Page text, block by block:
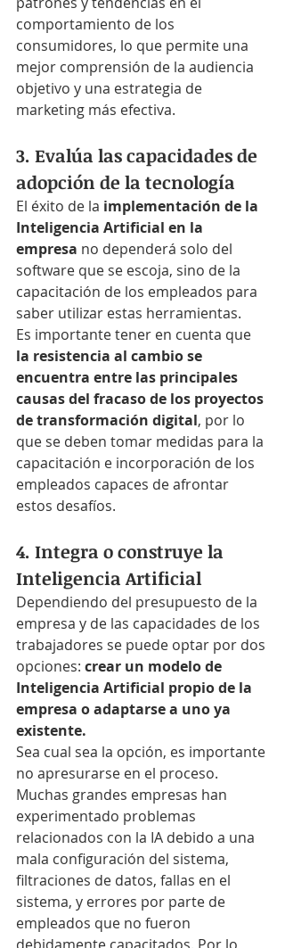
comportamiento de los
consumidores, lo que permite una
mejor comprensión de la audiencia
objetivo y una estrategia de
marketing más efectiva.
3. Evalúa las capacidades de
adopción de la tecnología
El éxito de la implementación de la
Inteligencia Artificial en la
empresa no dependerá solo del
software que se escoja, sino de la
capacitación de los empleados para
saber utilizar estas herramientas.
Es importante tener en cuenta que
la resistencia al cambio se
encuentra entre las principales
causas del fracaso de los proyectos
de transformación digital, por lo
que se deben tomar medidas para la
capacitación e incorporación de los
empleados capaces de afrontar
estos desafíos.
4. Integra o construye la
Inteligencia Artificial
Dependiendo del presupuesto de la
empresa y de las capacidades de los
trabajadores se puede optar por dos
opciones: crear un modelo de
Inteligencia Artificial propio de la
empresa o adaptarse a uno ya
existente.
Sea cual sea la opción, es importante
no apresurarse en el proceso.
Muchas grandes empresas han
experimentado problemas
relacionados con la IA debido a una
mala configuración del sistema,
filtraciones de datos, fallas en el
sistema, y errores por parte de
empleados que no fueron